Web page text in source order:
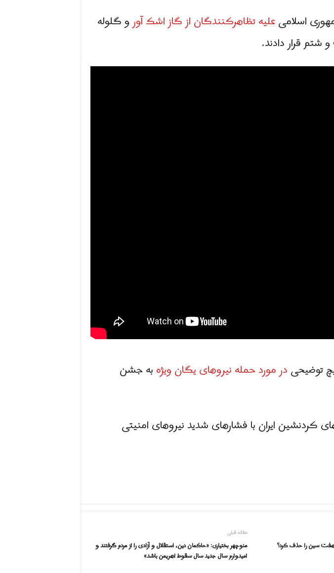
اسلامیعلیه تظاهرکنندگان از گاز اشک آورو گلوله
شتم قرار دادند.
توضیحیدر مورد حمله نیروهای یگان ویژهبه جشن
ایران با فشارهای شدید نیروهای امنیتی
مقاله قبلی
منوچهر بختیاری: «حاکمان دین، استقلال و آزادی را از مردم گرفتند و
امیدوارم سال جدید سال سقوط اهریمن باشد»
هفت‌ سین را حذف کرد؟